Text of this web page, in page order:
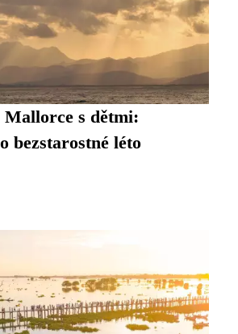
Mallorce s dětmi:
bezstarostné léto